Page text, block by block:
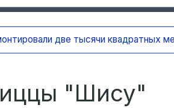
В загородных лагерях
"Шису"